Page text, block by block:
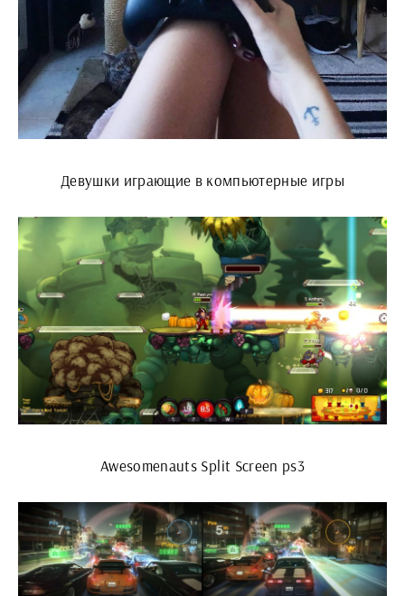
Девушки играющие в компьютерные игры
Awesomenauts Split Screen ps3